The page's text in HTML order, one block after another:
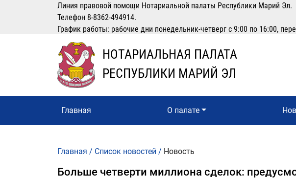
Линия правовой помощи Нотариальной палаты Республики Марий Эл.
Телефон 8-8362-494914.
График работы: рабочие дни понедельник-четверг с 9:00 по 16:00,
НОТАРИАЛЬНАЯ ПАЛАТА
РЕСПУБЛИКИ МАРИЙ ЭЛ
Главная О палате
Главная / Список новостей / Новость
Больше четверти миллиона сделок: